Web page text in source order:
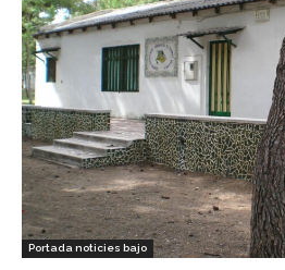
Portada noticies bajo